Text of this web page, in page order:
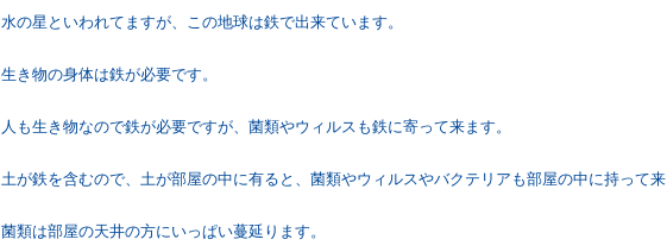
水の星といわれてますが、この地球は鉄で出来ています。
生き物の身体は鉄が必要です。
人も生き物なので鉄が必要ですが、菌類やウィルスも鉄に寄って来ます。
土が鉄を含むので、土が部屋の中に有ると、菌類やウィルスやバクテリアも部屋の中に持って
菌類は部屋の天井の方にいっぱい蔓延ります。